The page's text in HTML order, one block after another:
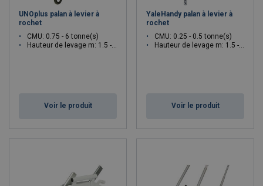
UNOplus palan à levier à
rochet
CMU: 0.75 - 6 tonne(s)
Hauteur de levage m: 1.5 - 1.5
Voir le produit
YaleHandy palan à levier à
rochet
CMU: 0.25 - 0.5 tonne(s)
Hauteur de levage m: 1.5 - 1.5
Voir le produit